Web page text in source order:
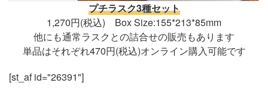
プチラスク3種セット
1,270円(税込) Box Size:155*213*85mm
他にも通常ラスクとの詰合せの販売もあります
単品はそれぞれ470円(税込)オンライン購入可能です
[st_af id="26391"]